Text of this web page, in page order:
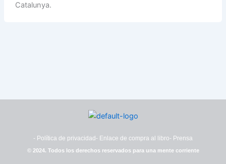
Catalunya.
- Política de privacidad - Enlace de compra al libro- Prensa
© 2024. Todos los derechos reservados para una mente corriente